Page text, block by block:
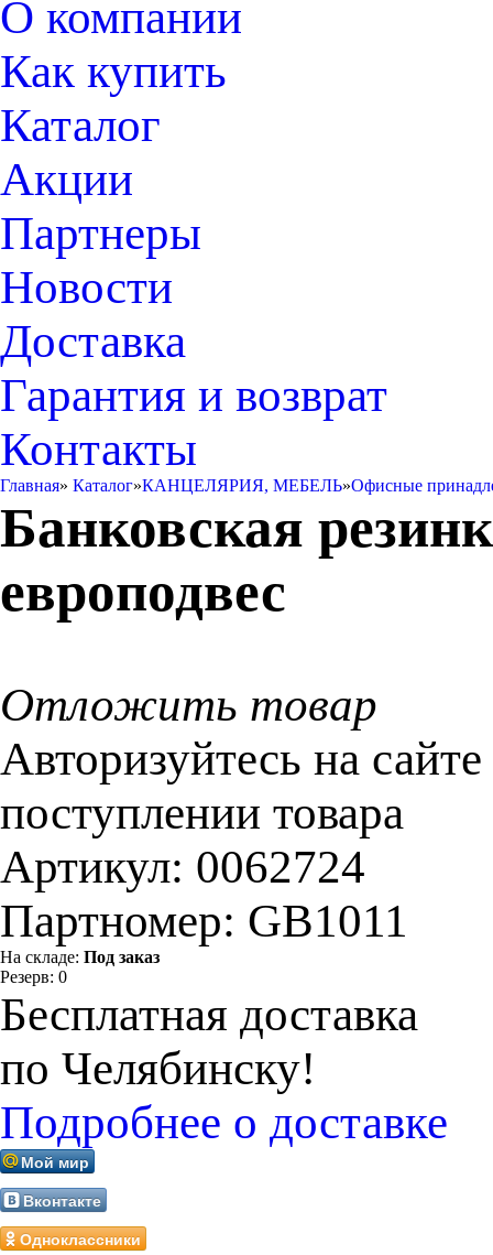
О компании
Как купить
Каталог
Акции
Партнеры
Новости
Доставка
Гарантия и возврат
Контакты
Главная» Каталог»КАНЦЕЛЯРИЯ, МЕБЕЛЬ»Офисные
Банковская
европодвес
Отложить товар
Авторизуйтесь на
поступлении товара
Артикул: 0062724
Партномер: GB1011
На складе: Под заказ
Резерв: 0
Бесплатная доставка
по Челябинску!
Подробнее о доставке
Мой мир
Вконтакте
Одноклассники